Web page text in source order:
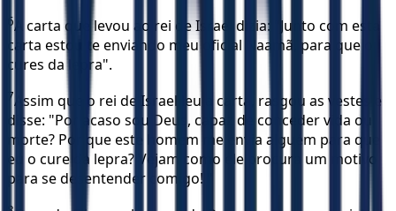
6A carta que levou ao rei de Israel dizia: "Junto com esta
carta estou te enviando meu oficial Naamã, para que o
cures da lepra".
7Assim que o rei de Israel leu a carta, rasgou as vestes e
disse: "Por acaso sou Deus, capaz de conceder vida ou
morte? Por que este homem me envia alguém para que
eu o cure da lepra? Vejam como ele procura um motivo
para se desentender comigo! "